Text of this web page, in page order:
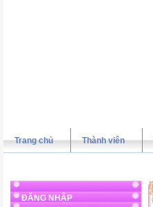
Trang chủ Thành viên
ĐĂNG NHẬP